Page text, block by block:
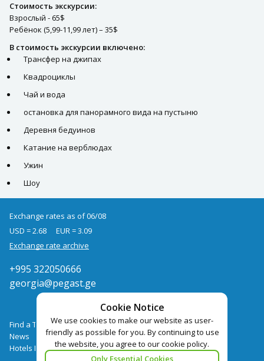
Стоимость экскурсии:
Взрослый - 65$
Ребёнок (5,99-11,99 лет) – 35$
В стоимость экскурсии включено:
Трансфер на джипах
Квадроциклы
Чай и вода
остановка для панорамного вида на пустыню
Деревня бедуинов
Катание на верблюдах
Ужин
Шоу
Cookie Notice
We use cookies to make our website as user-
friendly as possible for you. By continuing to use
the website, you agree to our cookie policy.
Only Essential Cookies
Exchange rates as of 06/08
USD = 2.68
EUR = 3.09
Exchange rate archive
+995 322050666
georgia@pegast.ge
Find a Tour
News
Hotels Booking